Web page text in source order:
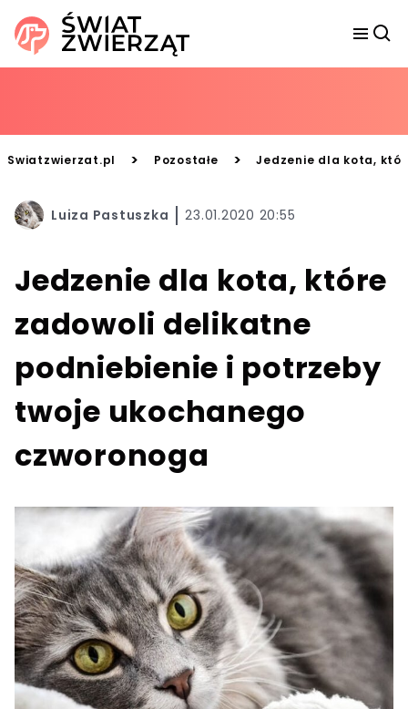
Swiatzwierzat.pl > Pozostałe > Jedzenie dla kota,
Luiza Pastuszka 23.01.2020 20:55
Jedzenie dla kota, które
zadowoli delikatne
podniebienie i potrzeby
twoje ukochanego
czworonoga